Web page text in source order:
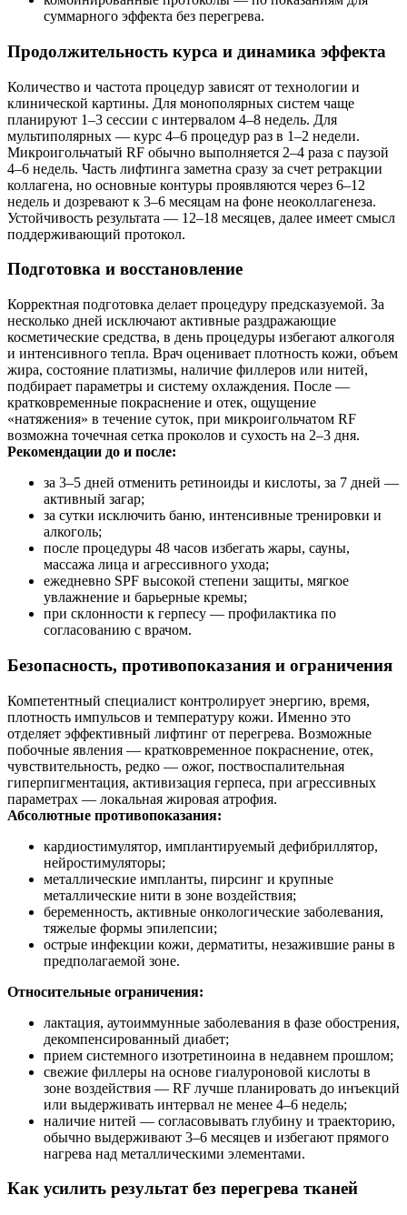
суммарного эффекта без перегрева.
Продолжительность курса и динамика эффекта
Количество и частота процедур зависят от технологии и
клинической картины. Для монополярных систем чаще
планируют 1–3 сессии с интервалом 4–8 недель. Для
мультиполярных — курс 4–6 процедур раз в 1–2 недели.
Микроигольчатый RF обычно выполняется 2–4 раза с паузой
4–6 недель. Часть лифтинга заметна сразу за счет ретракции
коллагена, но основные контуры проявляются через 6–12
недель и дозревают к 3–6 месяцам на фоне неоколлагенеза.
Устойчивость результата — 12–18 месяцев, далее имеет смысл
поддерживающий протокол.
Подготовка и восстановление
Корректная подготовка делает процедуру предсказуемой. За
несколько дней исключают активные раздражающие
косметические средства, в день процедуры избегают алкоголя
и интенсивного тепла. Врач оценивает плотность кожи, объем
жира, состояние платизмы, наличие филлеров или нитей,
подбирает параметры и систему охлаждения. После —
кратковременные покраснение и отек, ощущение
«натяжения» в течение суток, при микроигольчатом RF
возможна точечная сетка проколов и сухость на 2–3 дня.
Рекомендации до и после:
за 3–5 дней отменить ретиноиды и кислоты, за 7 дней —
активный загар;
за сутки исключить баню, интенсивные тренировки и
алкоголь;
после процедуры 48 часов избегать жары, сауны,
массажа лица и агрессивного ухода;
ежедневно SPF высокой степени защиты, мягкое
увлажнение и барьерные кремы;
при склонности к герпесу — профилактика по
согласованию с врачом.
Безопасность, противопоказания и ограничения
Компетентный специалист контролирует энергию, время,
плотность импульсов и температуру кожи. Именно это
отделяет эффективный лифтинг от перегрева. Возможные
побочные явления — кратковременное покраснение, отек,
чувствительность, редко — ожог, поствоспалительная
гиперпигментация, активизация герпеса, при агрессивных
параметрах — локальная жировая атрофия.
Абсолютные противопоказания:
кардиостимулятор, имплантируемый дефибриллятор,
нейростимуляторы;
металлические импланты, пирсинг и крупные
металлические нити в зоне воздействия;
беременность, активные онкологические заболевания,
тяжелые формы эпилепсии;
острые инфекции кожи, дерматиты, незажившие раны в
предполагаемой зоне.
Относительные ограничения:
лактация, аутоиммунные заболевания в фазе обострения,
декомпенсированный диабет;
прием системного изотретиноина в недавнем прошлом;
свежие филлеры на основе гиалуроновой кислоты в
зоне воздействия — RF лучше планировать до инъекций
или выдерживать интервал не менее 4–6 недель;
наличие нитей — согласовывать глубину и траекторию,
обычно выдерживают 3–6 месяцев и избегают прямого
нагрева над металлическими элементами.
Как усилить результат без перегрева тканей